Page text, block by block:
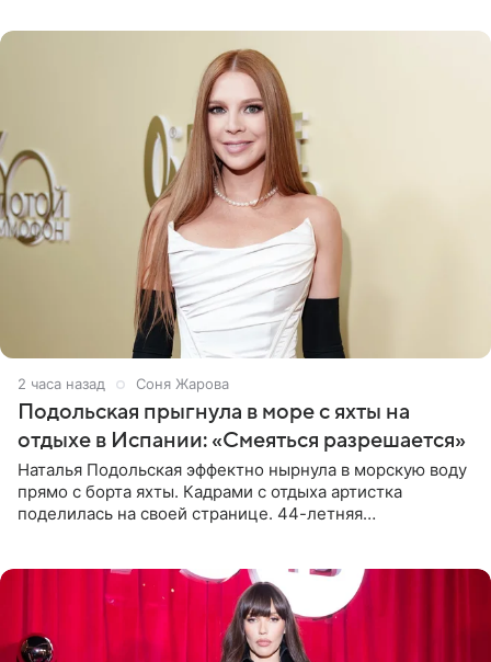
2 часа назад Соня Жарова
Подольская прыгнула в море с яхты на
отдыхе в Испании: «Смеяться разрешается»
Наталья Подольская эффектно нырнула в морскую воду
прямо с борта яхты. Кадрами с отдыха артистка
поделилась на своей странице. 44-летняя